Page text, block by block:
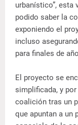
urbanístico”, esta
podido saber la
exponiendo el
incluso
para finales de
El proyecto se
simplificada, y
coalición tras un
que apuntan a un